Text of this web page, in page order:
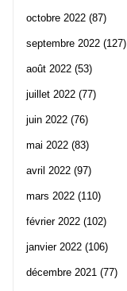
octobre 2022 (87)
septembre 2022 (127)
août 2022 (53)
juillet 2022 (77)
juin 2022 (76)
mai 2022 (83)
avril 2022 (97)
mars 2022 (110)
février 2022 (102)
janvier 2022 (106)
décembre 2021 (77)